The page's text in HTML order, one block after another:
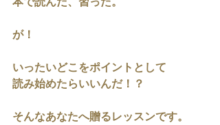
が！
いったいどこをポイントとして
読み始めたらいいんだ！？
そんなあなたへ贈るレッスンです。